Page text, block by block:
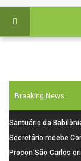
Breaking News
Santuário da
(06), uma
para os seus 160
Secretário recebe
Carlos para debater
Procon São Carlos